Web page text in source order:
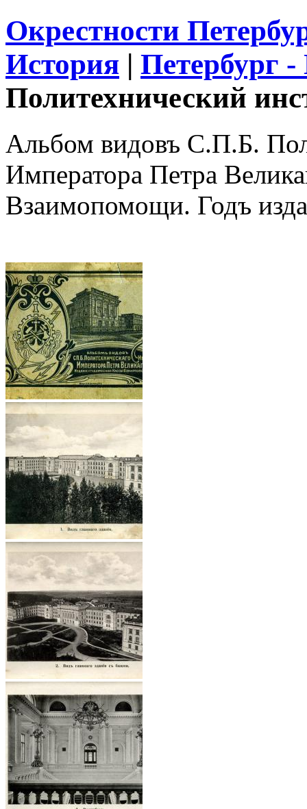
Окрестности
История | Петербург
Политехнический
Альбом видовъ С.П.Б.
Императора Петра
Взаимопомощи. Годъ